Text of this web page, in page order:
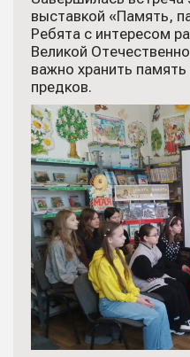
выставкой «Память,
Ребята с интересом
Великой
важно хранить
предков.